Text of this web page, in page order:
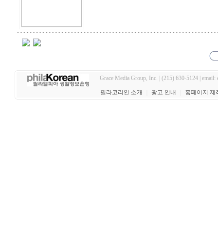
Grace Media Group, Inc. | (215) 630-5124 | email:
필라코리안 소개 광고 안내 홈페이지 제